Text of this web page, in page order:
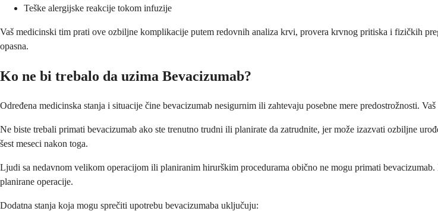
Teške alergijske reakcije tokom infuzije
Vaš medicinski tim prati ove ozbiljne komplikacije putem redovnih analiza krvi, provera krvnog pritiska i fizičkih
opasna.
Ko ne bi trebalo da uzima Bevacizumab?
Određena medicinska stanja i situacije čine bevacizumab nesigurnim ili zahtevaju posebne mere predostrožnosti.
Ne biste trebali primati bevacizumab ako ste trenutno trudni ili planirate da zatrudnite, jer može izazvati ozbiljne
šest meseci nakon toga.
Ljudi sa nedavnom velikom operacijom ili planiranim hirurškim procedurama obično ne mogu primati
planirane operacije.
Dodatna stanja koja mogu sprečiti upotrebu bevacizumaba uključuju: